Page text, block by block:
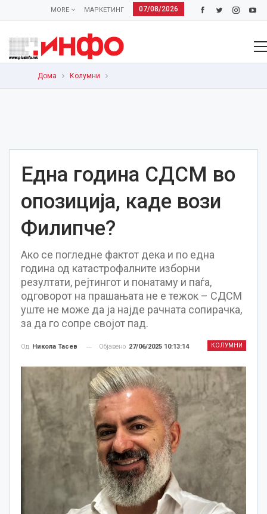
07/08/2026
МАРКЕТИНГ
MORE
Дома Колумни
Една година СДСМ во
опозиција, каде вози
Филипче?
Ако се погледне фактот дека и по една
година од катастрофалните изборни
резултати, рејтингот и понатаму и паѓа,
одговорот на прашањата не е тежок – СДСМ
уште не може да ја најде рачната сопирачка,
за да го сопре својот пад.
КОЛУМНИ
Од Никола Тасев Објавено 27/06/2025 10:13:14